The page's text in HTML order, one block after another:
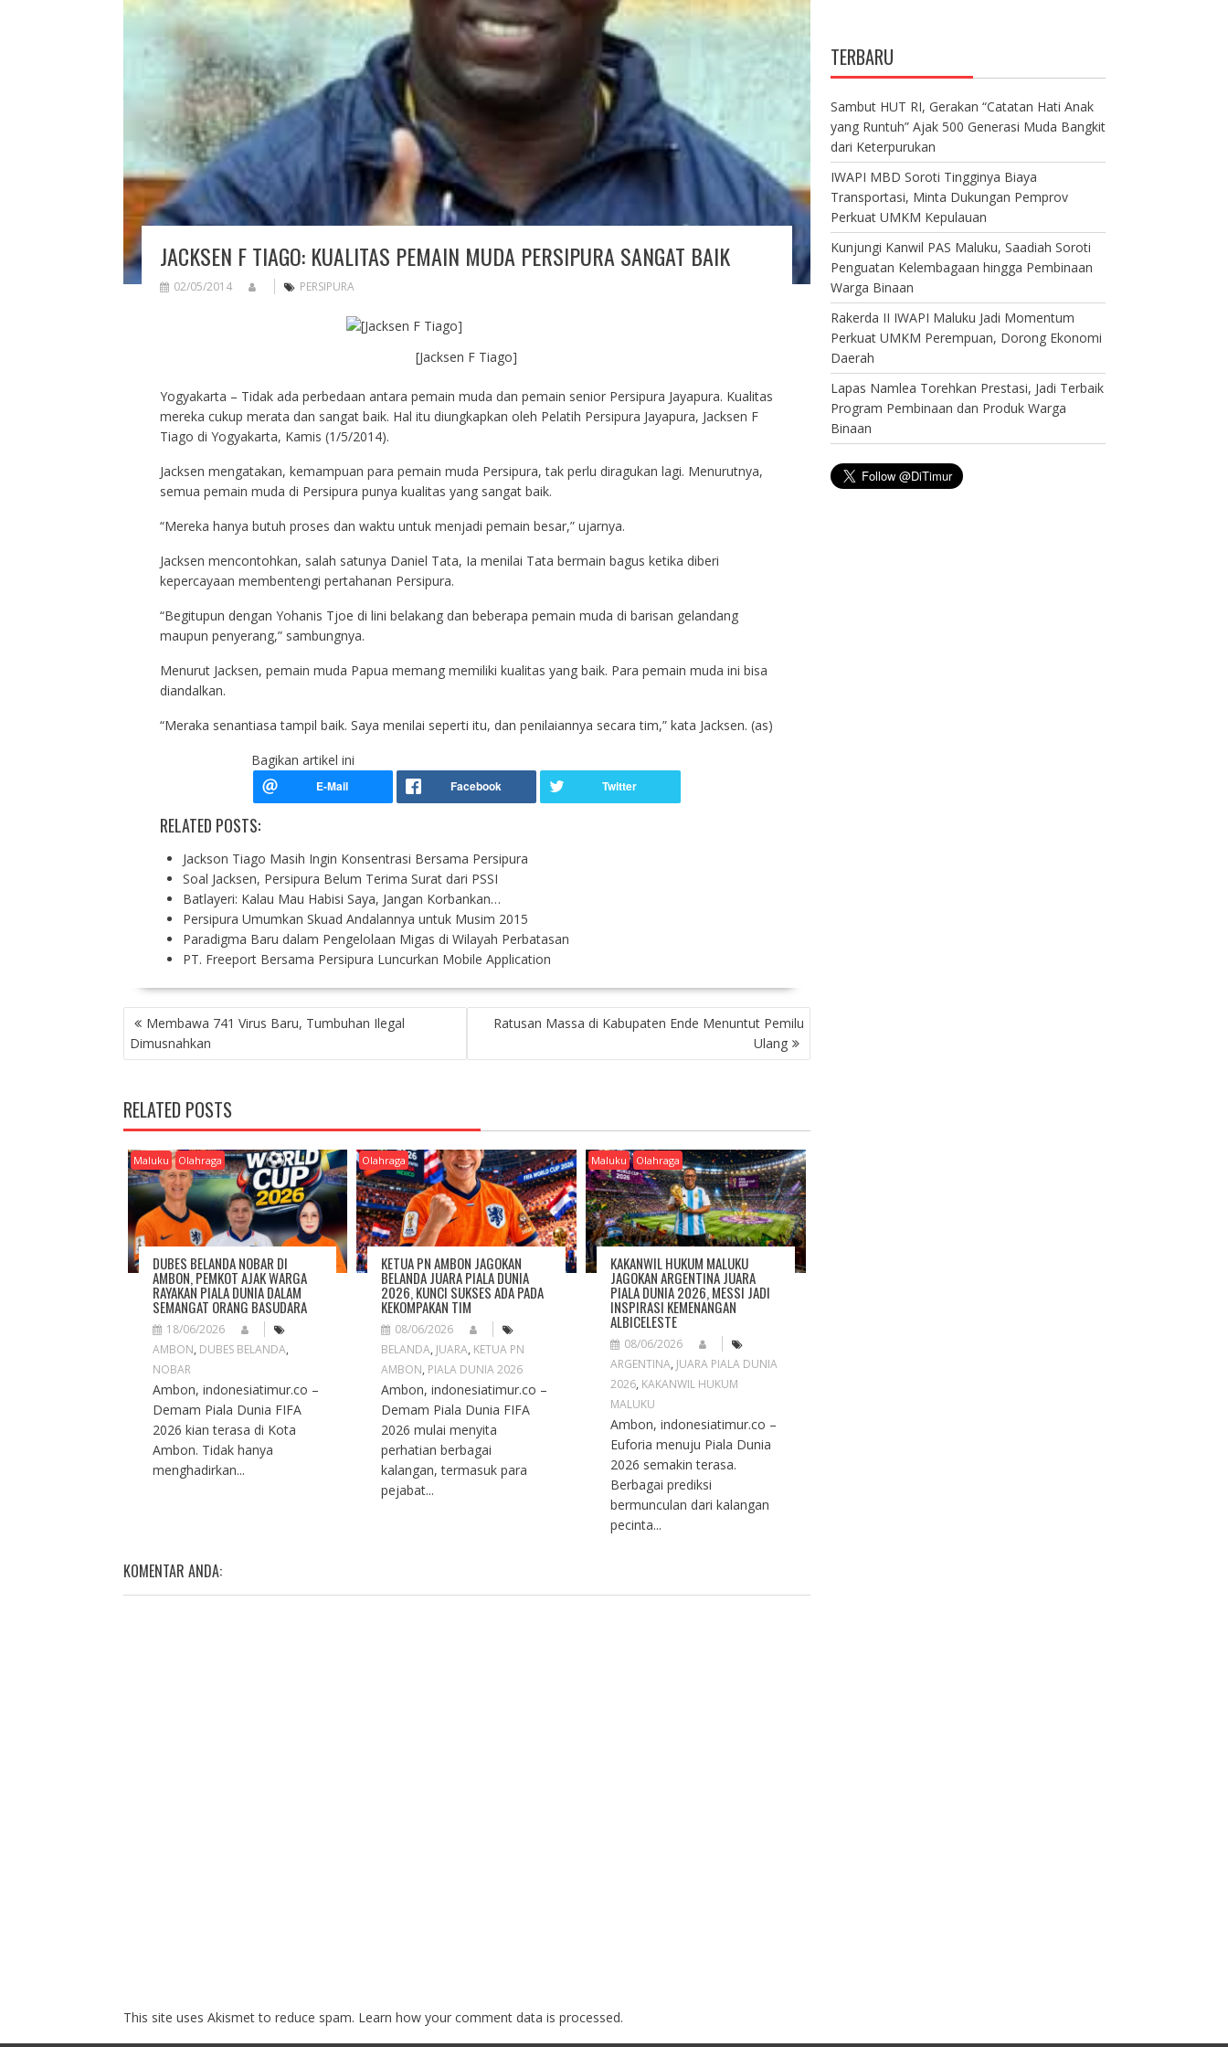
JACKSEN F TIAGO: KUALITAS PEMAIN MUDA PERSIPURA SANGAT BAIK
02/05/2014 PERSIPURA
[Jacksen F Tiago]
Yogyakarta – Tidak ada perbedaan antara pemain muda dan pemain senior Persipura Jayapura. Kualitas
mereka cukup merata dan sangat baik. Hal itu diungkapkan oleh Pelatih Persipura Jayapura, Jacksen F
Tiago di Yogyakarta, Kamis (1/5/2014).
Jacksen mengatakan, kemampuan para pemain muda Persipura, tak perlu diragukan lagi. Menurutnya,
semua pemain muda di Persipura punya kualitas yang sangat baik.
“Mereka hanya butuh proses dan waktu untuk menjadi pemain besar,” ujarnya.
Jacksen mencontohkan, salah satunya Daniel Tata, Ia menilai Tata bermain bagus ketika diberi
kepercayaan membentengi pertahanan Persipura.
“Begitupun dengan Yohanis Tjoe di lini belakang dan beberapa pemain muda di barisan gelandang
maupun penyerang,” sambungnya.
Menurut Jacksen, pemain muda Papua memang memiliki kualitas yang baik. Para pemain muda ini bisa
diandalkan.
“Meraka senantiasa tampil baik. Saya menilai seperti itu, dan penilaiannya secara tim,” kata Jacksen. (as)
Bagikan artikel ini
RELATED POSTS:
Jackson Tiago Masih Ingin Konsentrasi Bersama Persipura
Soal Jacksen, Persipura Belum Terima Surat dari PSSI
Batlayeri: Kalau Mau Habisi Saya, Jangan Korbankan…
Persipura Umumkan Skuad Andalannya untuk Musim 2015
Paradigma Baru dalam Pengelolaan Migas di Wilayah Perbatasan
PT. Freeport Bersama Persipura Luncurkan Mobile Application
P
O
S
N
A
V
G
A
T
O
N
Membawa 741 Virus Baru, Tumbuhan Ilegal
Dimusnahkan
Ratusan Massa di Kabupaten Ende Menuntut Pemilu
Ulang
RELATED POSTS
Maluku Olahraga
DUBES BELANDA NOBAR DI
AMBON, PEMKOT AJAK WARGA
RAYAKAN PIALA DUNIA DALAM
SEMANGAT ORANG BASUDARA
18/06/2026
AMBON, DUBES BELANDA,
NOBAR
Ambon, indonesiatimur.co –
Demam Piala Dunia FIFA
2026 kian terasa di Kota
Ambon. Tidak hanya
menghadirkan...
Olahraga
KETUA PN AMBON JAGOKAN
BELANDA JUARA PIALA DUNIA
2026, KUNCI SUKSES ADA PADA
KEKOMPAKAN TIM
08/06/2026
BELANDA, JUARA, KETUA PN
AMBON, PIALA DUNIA 2026
Ambon, indonesiatimur.co –
Demam Piala Dunia FIFA
2026 mulai menyita
perhatian berbagai
kalangan, termasuk para
pejabat...
Maluku Olahraga
KAKANWIL HUKUM MALUKU
JAGOKAN ARGENTINA JUARA
PIALA DUNIA 2026, MESSI JADI
INSPIRASI KEMENANGAN
ALBICELESTE
08/06/2026
ARGENTINA, JUARA PIALA DUNIA
2026, KAKANWIL HUKUM
MALUKU
Ambon, indonesiatimur.co –
Euforia menuju Piala Dunia
2026 semakin terasa.
Berbagai prediksi
bermunculan dari kalangan
pecinta...
KOMENTAR ANDA:
This site uses Akismet to reduce spam. Learn how your comment data is processed.
TERBARU
Sambut HUT RI, Gerakan “Catatan Hati Anak
yang Runtuh” Ajak 500 Generasi Muda Bangkit
dari Keterpurukan
IWAPI MBD Soroti Tingginya Biaya
Transportasi, Minta Dukungan Pemprov
Perkuat UMKM Kepulauan
Kunjungi Kanwil PAS Maluku, Saadiah Soroti
Penguatan Kelembagaan hingga Pembinaan
Warga Binaan
Rakerda II IWAPI Maluku Jadi Momentum
Perkuat UMKM Perempuan, Dorong Ekonomi
Daerah
Lapas Namlea Torehkan Prestasi, Jadi Terbaik
Program Pembinaan dan Produk Warga
Binaan